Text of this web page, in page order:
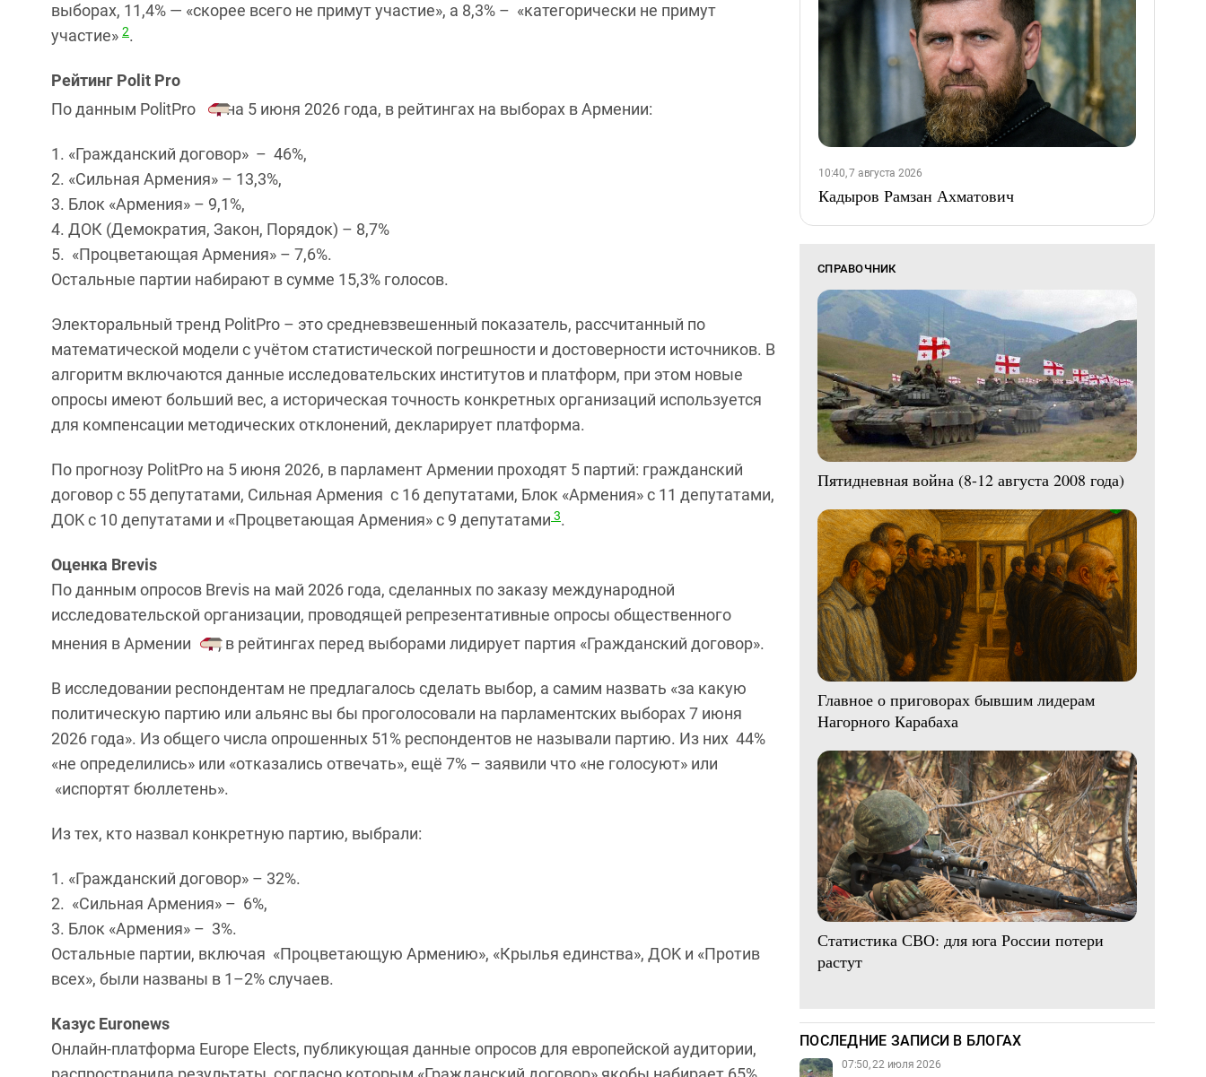
выборах, 11,4% — «скорее всего не примут участие», а 8,3% – «категорически не примут
участие» 2.
Рейтинг Polit Pro
По данным PolitPro
на 5 июня 2026 года, в рейтингах на выборах в Армении:
«Гражданский договор» – 46%,
«Сильная Армения» – 13,3%,
Блок «Армения» – 9,1%,
ДОК (Демократия, Закон, Порядок) – 8,7%
«Процветающая Армения» – 7,6%.
Остальные партии набирают в сумме 15,3% голосов.
Электоральный тренд PolitPro – это средневзвешенный показатель, рассчитанный по
математической модели с учётом статистической погрешности и достоверности источников. В
алгоритм включаются данные исследовательских институтов и платформ, при этом новые
опросы имеют больший вес, а историческая точность конкретных организаций используется
для компенсации методических отклонений, декларирует платформа.
По прогнозу PolitPro на 5 июня 2026, в парламент Армении проходят 5 партий: гражданский
договор с 55 депутатами, Сильная Армения с 16 депутатами, Блок «Армения» с 11 депутатами,
ДOK с 10 депутатами и «Процветающая Армения» с 9 депутатами 3.
Оценка Вrevis
По данным опросов Brevis на май 2026 года, сделанных по заказу международной
исследовательской организации, проводящей репрезентативные опросы общественного
мнения в Армении
, в рейтингах перед выборами лидирует партия «Гражданский договор».
В исследовании респондентам не предлагалось сделать выбор, а самим назвать «за какую
политическую партию или альянс вы бы проголосовали на парламентских выборах 7 июня
2026 года». Из общего числа опрошенных 51% респондентов не называли партию. Из них 44%
«не определились» или «отказались отвечать», ещё 7% – заявили что «не голосуют» или
«испортят бюллетень».
Из тех, кто назвал конкретную партию, выбрали:
«Гражданский договор» – 32%.
«Сильная Армения» – 6%,
Блок «Армения» – 3%.
Остальные партии, включая «Процветающую Армению», «Крылья единства», ДOK и «Против
всех», были названы в 1–2% случаев.
Казус Euronews
Онлайн‑платформа Europe Elects, публикующая данные опросов для европейской аудитории,
10:40, 7 августа 2026
Кадыров Рамзан Ахматович
СПРАВОЧНИК
Пятидневная война (8-12 августа 2008 года)
Главное о приговорах бывшим лидерам
Нагорного Карабаха
Статистика СВО: для юга России потери
растут
ПОСЛЕДНИЕ ЗАПИСИ В БЛОГАХ
07:50, 22 июля 2026